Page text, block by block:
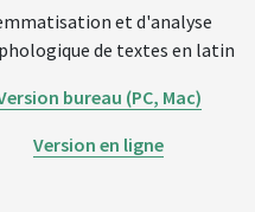
et d'analyse
de textes en latin
bureau (PC, Mac)
Version en ligne